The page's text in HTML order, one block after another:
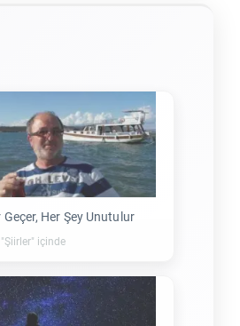
Geçer, Her Şey Unutulur
"Şiirler" içinde